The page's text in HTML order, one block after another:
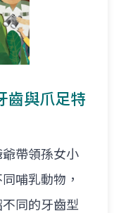
齒與爪足特
帶領孫女小
哺乳動物，
同的牙齒型